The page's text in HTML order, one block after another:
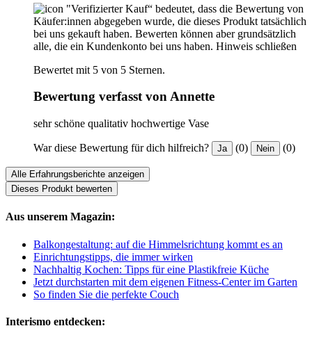
"Verifizierter Kauf“ bedeutet, dass die Bewertung von
Käufer:innen abgegeben wurde, die dieses Produkt tatsächlich
bei uns gekauft haben. Bewerten können aber grundsätzlich
alle, die ein Kundenkonto bei uns haben. Hinweis schließen
Bewertet mit 5 von 5 Sternen.
Bewertung verfasst von Annette
sehr schöne qualitativ hochwertige Vase
War diese Bewertung für dich hilfreich? Ja (0) Nein (0)
Alle Erfahrungsberichte anzeigen
Dieses Produkt bewerten
Aus unserem Magazin:
Balkongestaltung: auf die Himmelsrichtung kommt es an
Einrichtungstipps, die immer wirken
Nachhaltig Kochen: Tipps für eine Plastikfreie Küche
Jetzt durchstarten mit dem eigenen Fitness-Center im Garten
So finden Sie die perfekte Couch
Interismo entdecken: